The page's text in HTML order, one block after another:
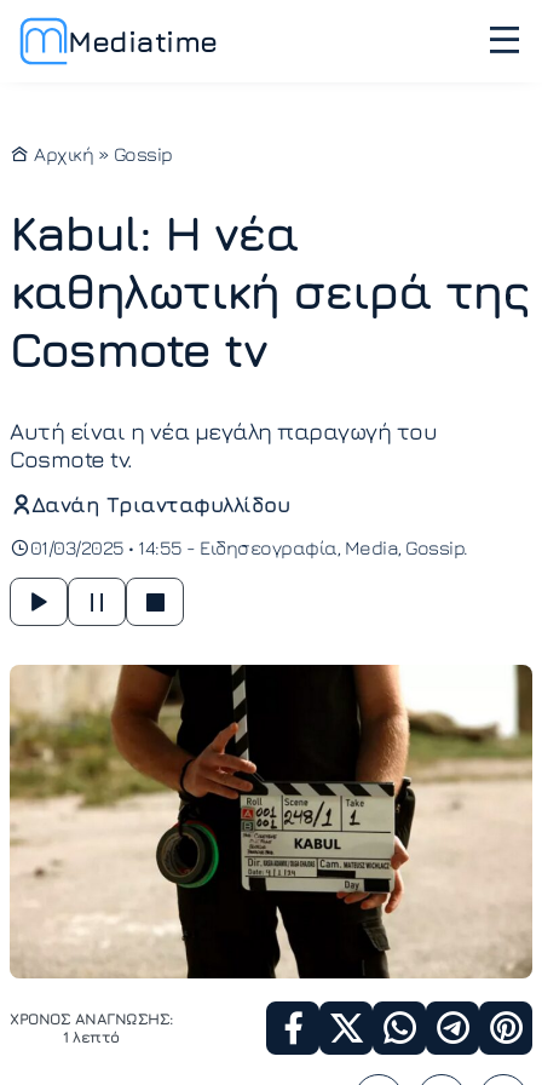
Mediatime
Αρχική » Gossip
Kabul: Η νέα
καθηλωτική σειρά της
Cosmote tv
Αυτή είναι η νέα μεγάλη παραγωγή του
Cosmote tv.
Δανάη Τριανταφυλλίδου
01/03/2025 • 14:55 - Ειδησεογραφία Media Gossip
ΧΡΟΝΟΣ ΑΝΑΓΝΩΣΗΣ:
1 λεπτό